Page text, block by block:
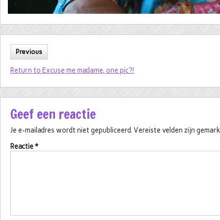
Previous
Return to Excuse me madame, one pic?!
Geef een reactie
Je e-mailadres wordt niet gepubliceerd. Vereiste velden zijn
Reactie*